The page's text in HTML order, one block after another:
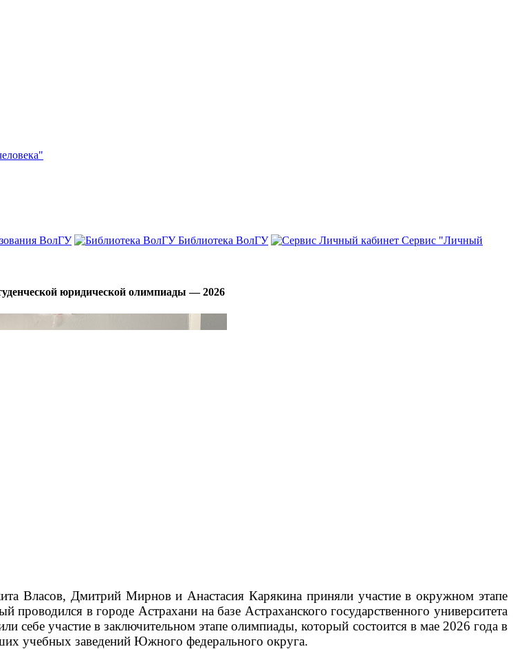
ВолГУ Библиотека ВолГУ
Сервис "Личный
юридической олимпиады — 2026
Власов, Дмитрий Мирнов и Анастасия Карякина приняли участие в окружном этапе
в городе Астрахани на базе Астраханского государственного университета
себе участие в заключительном этапе олимпиады, который состоится в мае 2026 года в
учебных заведений Южного федерального округа.